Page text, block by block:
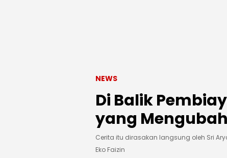
NEWS
Di Balik
yang
Cerita itu dirasakan langsung oleh Sri
Eko Faizin